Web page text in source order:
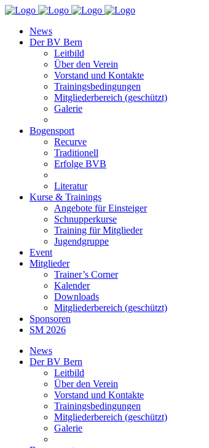
News
Der BV Bern
Leitbild
Über den Verein
Vorstand und Kontakte
Trainingsbedingungen
Mitgliederbereich (geschützt)
Galerie
Bogensport
Recurve
Traditionell
Erfolge BVB
Literatur
Kurse & Trainings
Angebote für Einsteiger
Schnupperkurse
Training für Mitglieder
Jugendgruppe
Event
Mitglieder
Trainer’s Corner
Kalender
Downloads
Mitgliederbereich (geschützt)
Sponsoren
SM 2026
News
Der BV Bern
Leitbild
Über den Verein
Vorstand und Kontakte
Trainingsbedingungen
Mitgliederbereich (geschützt)
Galerie